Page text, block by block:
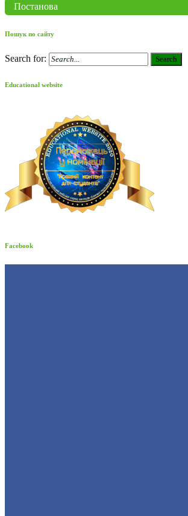
Постанова
Пошук по сайту
Search for: Search
Educational website
Facebook